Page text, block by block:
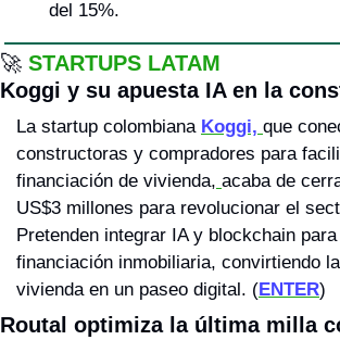
del 15%.
🚀 STARTUPS LATAM
Koggi y su apuesta IA en la
La startup colombiana Koggi, que
constructoras y compradores para
financiación de vivienda, acaba de
US$3 millones para revolucionar el
Pretenden integrar IA y blockchain
financiación inmobiliaria, convirtiendo
vivienda en un paseo digital. (ENTER)
Routal optimiza la última milla